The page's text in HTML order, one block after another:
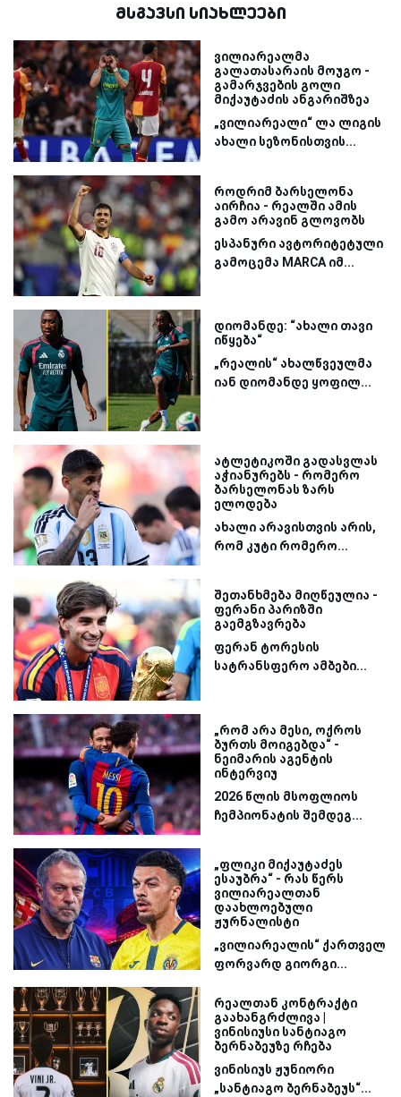
მსგავსი სიახლეები
ვილიარეალმა
გალათასარაის მოუგო -
გამარჯვების გოლი
მიქაუტაძის ანგარიშზეა
„ვილიარეალი“ ლა ლიგის
ახალი სეზონისთვის...
როდრიმ ბარსელონა
აირჩია - რეალში ამის
გამო არავინ გლოვობს
ესპანური ავტორიტეტული
გამოცემა MARCA იმ...
დიომანდე: “ახალი თავი
იწყება“
„რეალის“ ახალწვეულმა
იან დიომანდე ყოფილ...
ატლეტიკოში გადასვლას
აჭიანურებს - რომერო
ბარსელონას ზარს
ელოდება
ახალი არავისთვის არის,
რომ კუტი რომერო...
შეთანხმება მიღწეულია -
ფერანი პარიზში
გაემგზავრება
ფერან ტორესის
სატრანსფერო ამბები...
„რომ არა მესი, ოქროს
ბურთს მოიგებდა“ -
ნეიმარის აგენტის
ინტერვიუ
2026 წლის მსოფლიოს
ჩემპიონატის შემდეგ...
„ფლიკი მიქაუტაძეს
ესაუბრა“ - რას წერს
ვილიარეალთან
დაახლოებული
ჟურნალისტი
„ვილიარეალის“ ქართველ
ფორვარდ გიორგი...
რეალთან კონტრაქტი
გაახანგრძლივა |
ვინისიუსი სანტიაგო
ბერნაბეუზე რჩება
ვინისიუს ჟუნიორი
„სანტიაგო ბერნაბეუს“...